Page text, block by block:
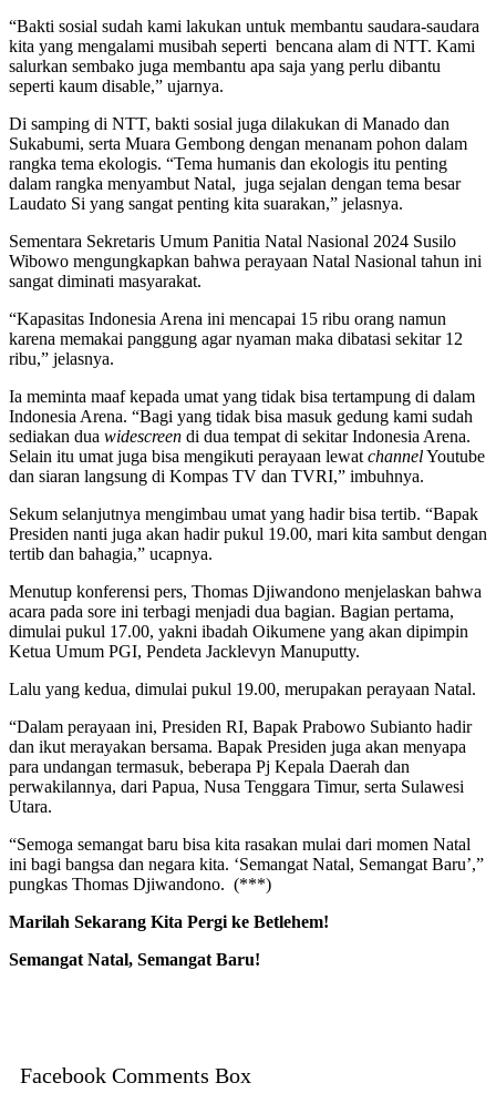
“Bakti sosial sudah kami lakukan untuk membantu saudara-saudara
kita yang mengalami musibah seperti bencana alam di NTT. Kami
salurkan sembako juga membantu apa saja yang perlu dibantu
seperti kaum disable,” ujarnya.
Di samping di NTT, bakti sosial juga dilakukan di Manado dan
Sukabumi, serta Muara Gembong dengan menanam pohon dalam
rangka tema ekologis. “Tema humanis dan ekologis itu penting
dalam rangka menyambut Natal, juga sejalan dengan tema besar
Laudato Si yang sangat penting kita suarakan,” jelasnya.
Sementara Sekretaris Umum Panitia Natal Nasional 2024 Susilo
Wibowo mengungkapkan bahwa perayaan Natal Nasional tahun ini
sangat diminati masyarakat.
“Kapasitas Indonesia Arena ini mencapai 15 ribu orang namun
karena memakai panggung agar nyaman maka dibatasi sekitar 12
ribu,” jelasnya.
Ia meminta maaf kepada umat yang tidak bisa tertampung di dalam
Indonesia Arena. “Bagi yang tidak bisa masuk gedung kami sudah
sediakan dua widescreen di dua tempat di sekitar Indonesia Arena.
Selain itu umat juga bisa mengikuti perayaan lewat channelYoutube
dan siaran langsung di Kompas TV dan TVRI,” imbuhnya.
Sekum selanjutnya mengimbau umat yang hadir bisa tertib. “Bapak
Presiden nanti juga akan hadir pukul 19.00, mari kita sambut dengan
tertib dan bahagia,” ucapnya.
Menutup konferensi pers, Thomas Djiwandono menjelaskan bahwa
acara pada sore ini terbagi menjadi dua bagian. Bagian pertama,
dimulai pukul 17.00, yakni ibadah Oikumene yang akan dipimpin
Ketua Umum PGI, Pendeta Jacklevyn Manuputty.
Lalu yang kedua, dimulai pukul 19.00, merupakan perayaan Natal.
“Dalam perayaan ini, Presiden RI, Bapak Prabowo Subianto hadir
dan ikut merayakan bersama. Bapak Presiden juga akan menyapa
para undangan termasuk, beberapa Pj Kepala Daerah dan
perwakilannya, dari Papua, Nusa Tenggara Timur, serta Sulawesi
Utara.
“Semoga semangat baru bisa kita rasakan mulai dari momen Natal
ini bagi bangsa dan negara kita. ‘Semangat Natal, Semangat Baru’,”
pungkas Thomas Djiwandono. (***)
Marilah Sekarang Kita Pergi ke Betlehem!
Semangat Natal, Semangat Baru!
Facebook Comments Box